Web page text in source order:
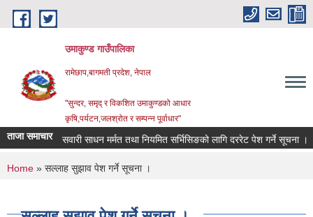
Skip to main content
उमाकुण्ड गाउँपालिका
रामेछाप,बागमती प्रदेश, नेपाल
"सुन्दर, समृद् र विकशित उमाकुण्डको आधार
कृषि,पर्यटन,जलश्रोत र सम्पन्न पूर्वाधार"
ताजा समाचारसवारी साधन मर्मत तथा नियमित सर्भिसिङको लागि दररेट पेश गर्ने सूचना ।
You are here
Home » सल्लाह सुझाव पेश गर्ने सूचना ।